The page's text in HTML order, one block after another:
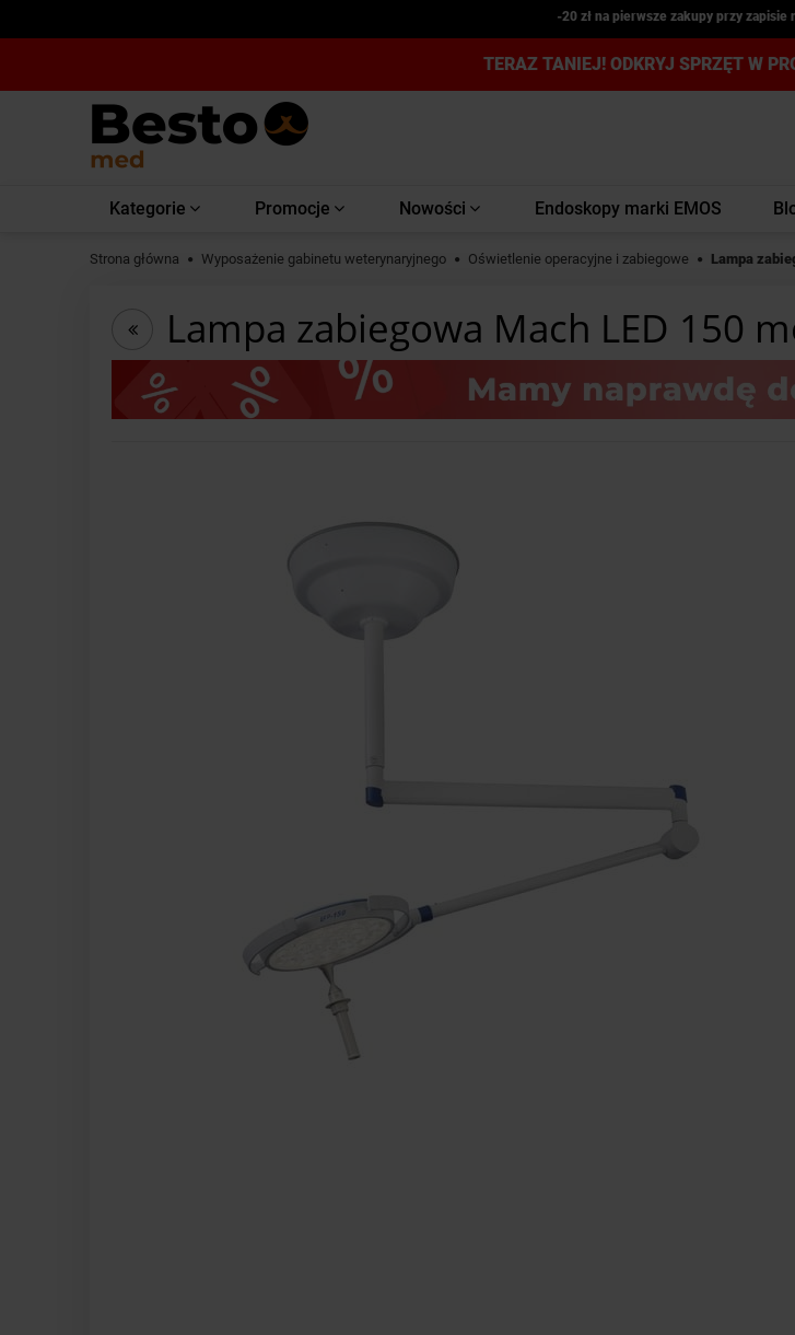
-20 zł na pierwsze zakupy przy zapisie
TERAZ TANIEJ! ODKRYJ SPRZĘT W
Kategorie Promocje Nowości Endoskopy marki EMOS
Strona główna Wyposażenie gabinetu weterynaryjnego Oświetlenie operacyjne i zabiegowe Lampa
Lampa zabiegowa Mach LED 150